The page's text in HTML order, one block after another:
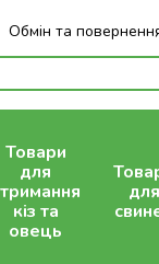
Обмін та
Товари
для
кіз та
овець
для